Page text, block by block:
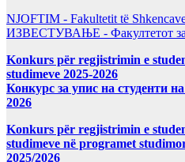
NJOFTIM - Fakultetit të
ИЗВЕСТУВАЊЕ - Факултетот за
Konkurs për regjistrimin e
studimeve 2025-2026
Конкурс за упис на студенти
2026
Konkurs për regjistrimin e
studimeve në programet
2025/2026